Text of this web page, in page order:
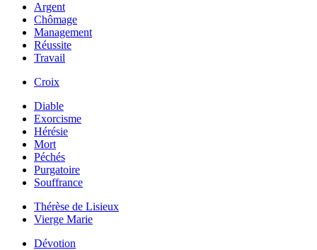
Argent
Chômage
Management
Réussite
Travail
Croix
Diable
Exorcisme
Hérésie
Mort
Péchés
Purgatoire
Souffrance
Thérèse de Lisieux
Vierge Marie
Dévotion